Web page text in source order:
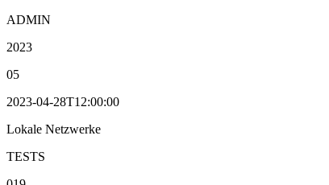
ADMIN
2023
05
2023-04-28T12:00:00
Lokale Netzwerke
TESTS